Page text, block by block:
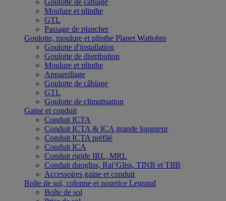
Goulotte de câblage
Moulure et plinthe
GTL
Passage de plancher
Goulotte, moulure et plinthe Planet Wattohm
Goulotte d'installation
Goulotte de distribution
Moulure et plinthe
Appareillage
Goulotte de câblage
GTL
Goulotte de climatisation
Gaine et conduit
Conduit ICTA
Conduit ICTA & ICA grande longueur
Conduit ICTA préfilé
Conduit ICA
Conduit rigide IRL, MRL
Conduit duogliss, Rai’Gliss, TINB et TIIB
Accessoires gaine et conduit
Boîte de sol, colonne et nourrice Legrand
Boîte de sol